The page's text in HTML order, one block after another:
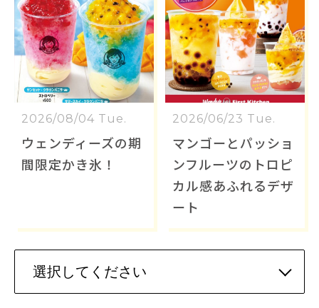
2026/08/04 Tue.
ウェンディーズの期
間限定かき氷！
2026/06/23 Tue.
マンゴーとパッショ
ンフルーツのトロピ
カル感あふれるデザ
ート